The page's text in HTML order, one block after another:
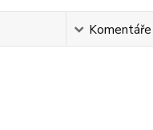
Komentáře